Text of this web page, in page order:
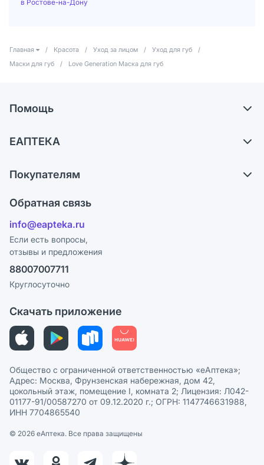
в Ростове-на-Дону
Главная / Красота / Уход за лицом / Уход для губ
/
Маски для губ
/ Love Generation Маска для губ
Помощь
Самовывоз из аптек
Ответы на вопросы
Блог
ЕАПТЕКА
Карьера
Поставщики
Лицензия
Реклама на сайте
Ваши товары на ЕАПТЕКЕ
Покупателям
Программа СберСпасибо
Политика конфиденциальности
Пользовательское соглашение
Политика рекомендаций
Этика и соответствие
Политика в отношении обработки персональных данных
Обратная связь
info@eapteka.ru
Если есть вопросы,
отзывы и предложения
88007007711
Круглосуточно
Скачать приложение
Общество с ограниченной ответственностью «еАптека»;
Адрес: Москва, Фрунзенская набережная, дом 42,
цокольный этаж, помещение I, комната 2; Лицензия: Л042-
01177-91/00587270 от 09.12.2020 г.; ОГРН: 1147746631988,
ИНН 7704865540
© 2026 eАптека. Все права защищены